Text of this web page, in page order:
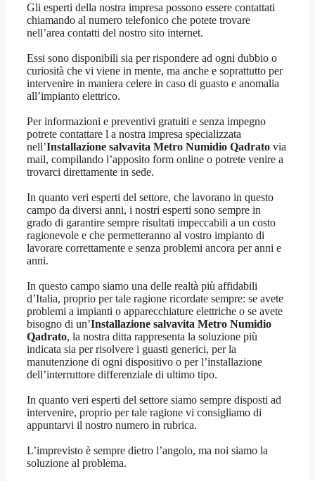
Gli esperti della nostra impresa possono essere contattati
chiamando al numero telefonico che potete trovare
nell’area contatti del nostro sito internet.
Essi sono disponibili sia per rispondere ad ogni dubbio o
curiosità che vi viene in mente, ma anche e soprattutto per
intervenire in maniera celere in caso di guasto e anomalia
all’impianto elettrico.
Per informazioni e preventivi gratuiti e senza impegno
potrete contattare l a nostra impresa specializzata
nell’Installazione salvavita Metro Numidio Qadrato via
mail, compilando l’apposito form online o potrete venire a
trovarci direttamente in sede.
In quanto veri esperti del settore, che lavorano in questo
campo da diversi anni, i nostri esperti sono sempre in
grado di garantire sempre risultati impeccabili a un costo
ragionevole e che permetteranno al vostro impianto di
lavorare correttamente e senza problemi ancora per anni e
anni.
In questo campo siamo una delle realtà più affidabili
d’Italia, proprio per tale ragione ricordate sempre: se avete
problemi a impianti o apparecchiature elettriche o se avete
bisogno di un’Installazione salvavita Metro Numidio
Qadrato, la nostra ditta rappresenta la soluzione più
indicata sia per risolvere i guasti generici, per la
manutenzione di ogni dispositivo o per l’installazione
dell’interruttore differenziale di ultimo tipo.
In quanto veri esperti del settore siamo sempre disposti ad
intervenire, proprio per tale ragione vi consigliamo di
appuntarvi il nostro numero in rubrica.
L’imprevisto è sempre dietro l’angolo, ma noi siamo la
soluzione al problema.